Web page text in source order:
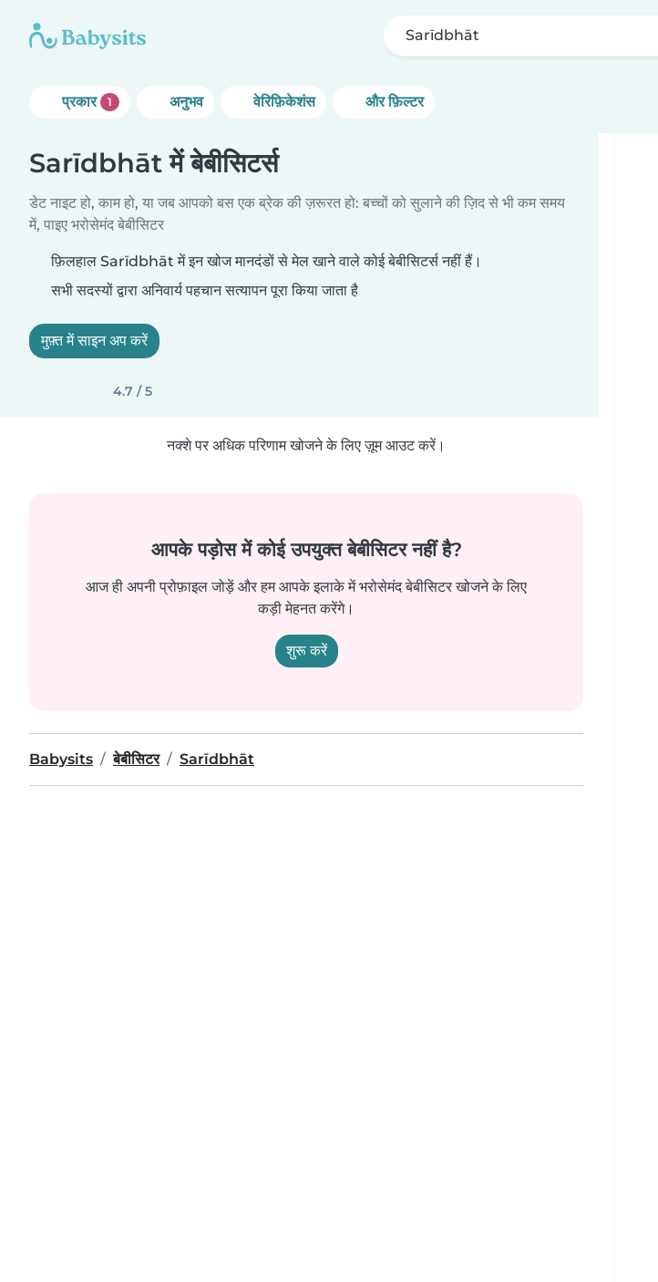
Sarīdbhāt
प्रकार 1 अनुभव वेरिफ़िकेशंस और फ़िल्टर
Sarīdbhāt में बेबीसिटर्स
डेट नाइट हो, काम हो, या जब आपको बस एक ब्रेक की ज़रूरत हो: बच्चों को सुलाने की ज़िद से भी कम समय
में, पाइए भरोसेमंद बेबीसिटर
फ़िलहाल Sarīdbhāt में इन खोज मानदंडों से मेल खाने वाले कोई बेबीसिटर्स नहीं हैं।
सभी सदस्यों द्वारा अनिवार्य पहचान सत्यापन पूरा किया जाता है
मुफ़्त में साइन अप करें
4.7 / 5
नक्शे पर अधिक परिणाम खोजने के लिए ज़ूम आउट करें।
आपके पड़ोस में कोई उपयुक्त बेबीसिटर नहीं है?
आज ही अपनी प्रोफ़ाइल जोड़ें और हम आपके इलाके में भरोसेमंद बेबीसिटर खोजने के लिए
कड़ी मेहनत करेंगे।
शुरू करें
Babysits बेबीसिटर Sarīdbhāt